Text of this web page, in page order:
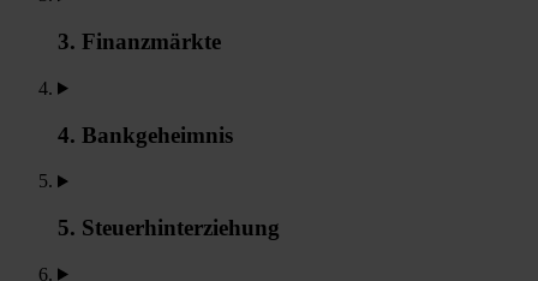
3. Finanzmärkte
4. Bankgeheimnis
5. Steuerhinterziehung